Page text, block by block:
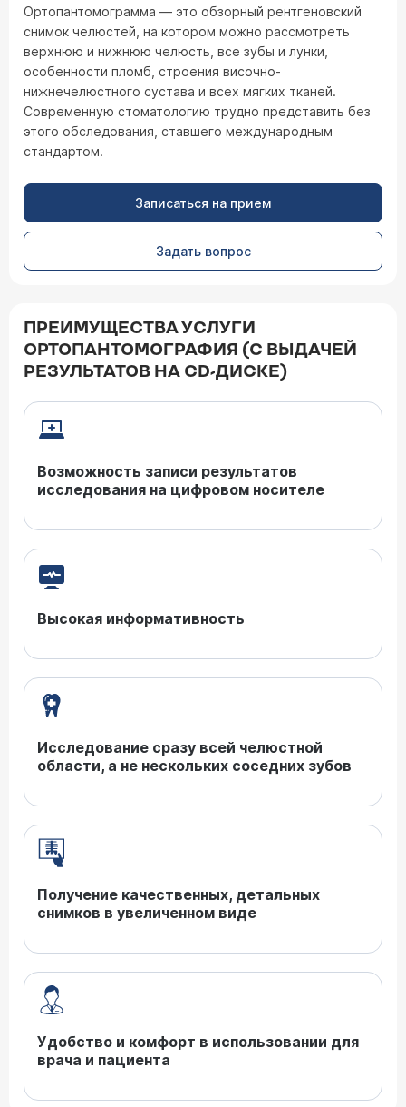
Ортопантомограмма — это обзорный рентгеновский
снимок челюстей, на котором можно рассмотреть
верхнюю и нижнюю челюсть, все зубы и лунки,
особенности пломб, строения височно-
нижнечелюстного сустава и всех мягких тканей.
Современную стоматологию трудно представить без
этого обследования, ставшего международным
стандартом.
Записаться на прием
Задать вопрос
ПРЕИМУЩЕСТВА УСЛУГИ
ОРТОПАНТОМОГРАФИЯ (С ВЫДАЧЕЙ
РЕЗУЛЬТАТОВ НА CD-ДИСКЕ)
Возможность записи результатов
исследования на цифровом носителе
Высокая информативность
Исследование сразу всей челюстной
области, а не нескольких соседних зубов
Получение качественных, детальных
снимков в увеличенном виде
Удобство и комфорт в использовании для
врача и пациента